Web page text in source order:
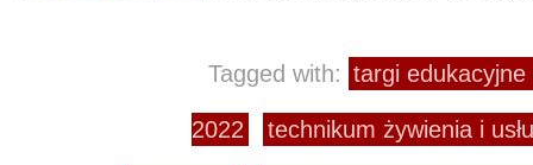
Tagged with: targi
2022 technikum żywienia i